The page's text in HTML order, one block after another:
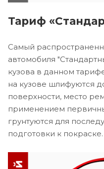
Тариф
Самый
автомобиля
кузова в данном
на кузове шлифуются
поверхности, место
применением
грунтуются для
подготовки к покраске.